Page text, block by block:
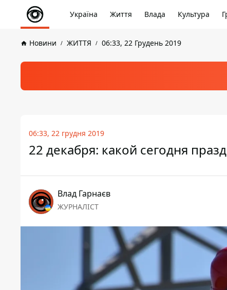
Україна Життя Влада Культура
Новини ЖИТТЯ 06:33, 22 Грудень 2019
06:33, 22 грудня 2019
22 декабря: какой сегодня
Влад Гарнаєв
ЖУРНАЛІСТ